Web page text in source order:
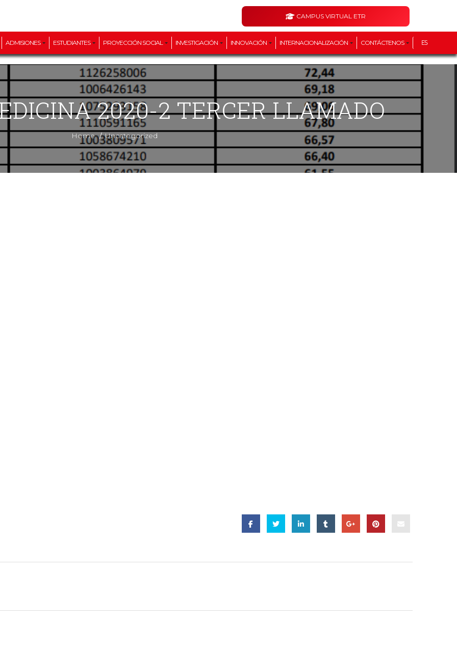
CAMPUS VIRTUAL ETR
ADMISIONES ESTUDIANTES PROYECCIÓN SOCIAL INVESTIGACIÓN INNOVACIÓN INTERNACIONALIZACIÓN CONTÁCTENOS ES
2020-2 TERCER LLAMADO
Home/Uncategorized